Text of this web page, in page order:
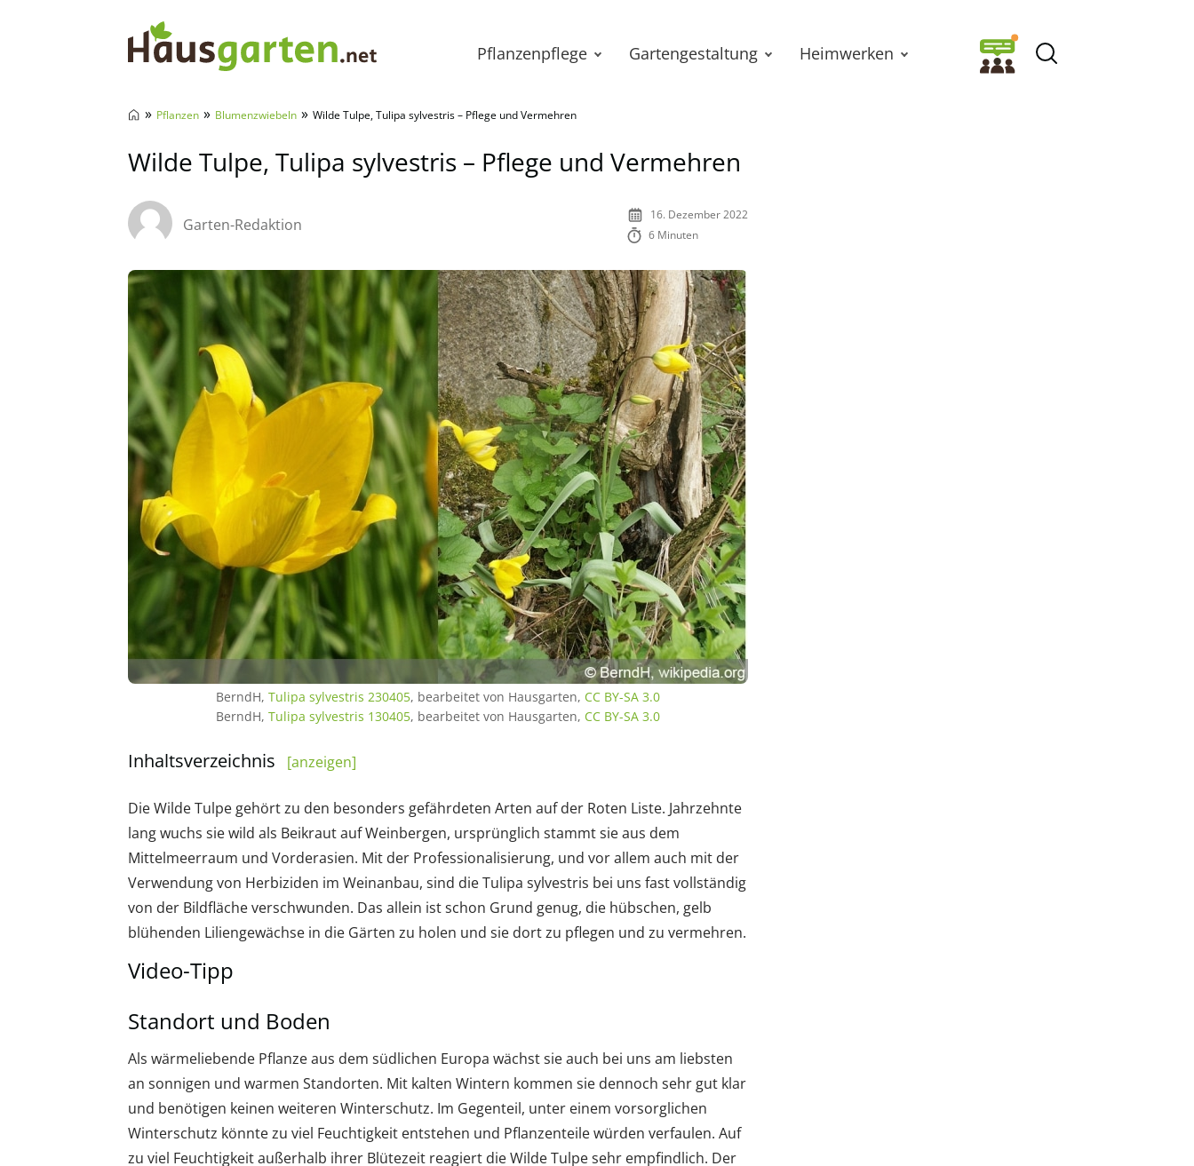
Pflanzenpflege Gartengestaltung Heimwerken
» Pflanzen » Blumenzwiebeln » Wilde Tulpe, Tulipa sylvestris – Pflege und Vermehren
Wilde Tulpe, Tulipa sylvestris – Pflege und Vermehren
Garten-Redaktion
16. Dezember 2022
6 Minuten
BerndH, Tulipa sylvestris 230405, bearbeitet von Hausgarten, CC BY-SA 3.0
BerndH, Tulipa sylvestris 130405, bearbeitet von Hausgarten, CC BY-SA 3.0
Inhaltsverzeichnis [anzeigen]
Die Wilde Tulpe gehört zu den besonders gefährdeten Arten auf der Roten Liste. Jahrzehnte
lang wuchs sie wild als Beikraut auf Weinbergen, ursprünglich stammt sie aus dem
Mittelmeerraum und Vorderasien. Mit der Professionalisierung, und vor allem auch mit der
Verwendung von Herbiziden im Weinanbau, sind die Tulipa sylvestris bei uns fast vollständig
von der Bildfläche verschwunden. Das allein ist schon Grund genug, die hübschen, gelb
blühenden Liliengewächse in die Gärten zu holen und sie dort zu pflegen und zu vermehren.
Video-Tipp
Standort und Boden
Als wärmeliebende Pflanze aus dem südlichen Europa wächst sie auch bei uns am liebsten
an sonnigen und warmen Standorten. Mit kalten Wintern kommen sie dennoch sehr gut klar
und benötigen keinen weiteren Winterschutz. Im Gegenteil, unter einem vorsorglichen
Winterschutz könnte zu viel Feuchtigkeit entstehen und Pflanzenteile würden verfaulen. Auf
zu viel Feuchtigkeit außerhalb ihrer Blütezeit reagiert die Wilde Tulpe sehr empfindlich. Der